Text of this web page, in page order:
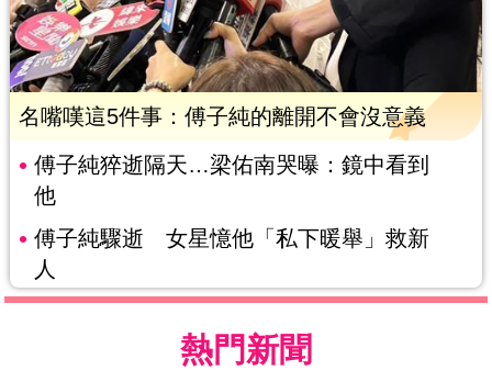
名嘴嘆這5件事：傅子純的離開不會沒意義
傅子純猝逝隔天…梁佑南哭曝：鏡中看到
他
傅子純驟逝 女星憶他「私下暖舉」救新
人
熱門新聞